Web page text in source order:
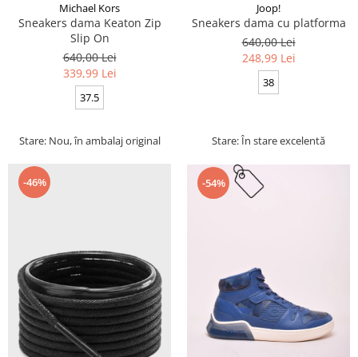
Michael Kors
Sneakers dama Keaton Zip
Slip On
640,00 Lei
339,99 Lei
37.5
Stare: Nou, în ambalaj original
Joop!
Sneakers dama cu platforma
640,00 Lei
248,99 Lei
38
Stare: În stare excelentă
-46% -54%